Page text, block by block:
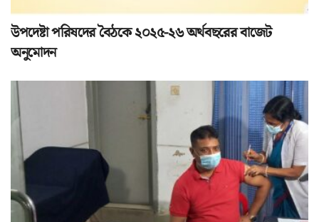
উপদেষ্টা পরিষদের বৈঠকে ২০২৫-২৬ অর্থবছরের বাজেট
অনুমোদন